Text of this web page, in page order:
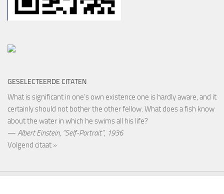
GESELECTEERDE CITATEN
What is significant in one’s own existence one is hardly aware, and it
certainly should not bother the other fellow. What does a fish know
about the water in which he swims all his life?
— Albert Einstein, “Self-Portrait”, 1936
Volgend citaat »